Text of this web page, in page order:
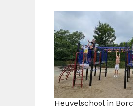
Heuvelschool in